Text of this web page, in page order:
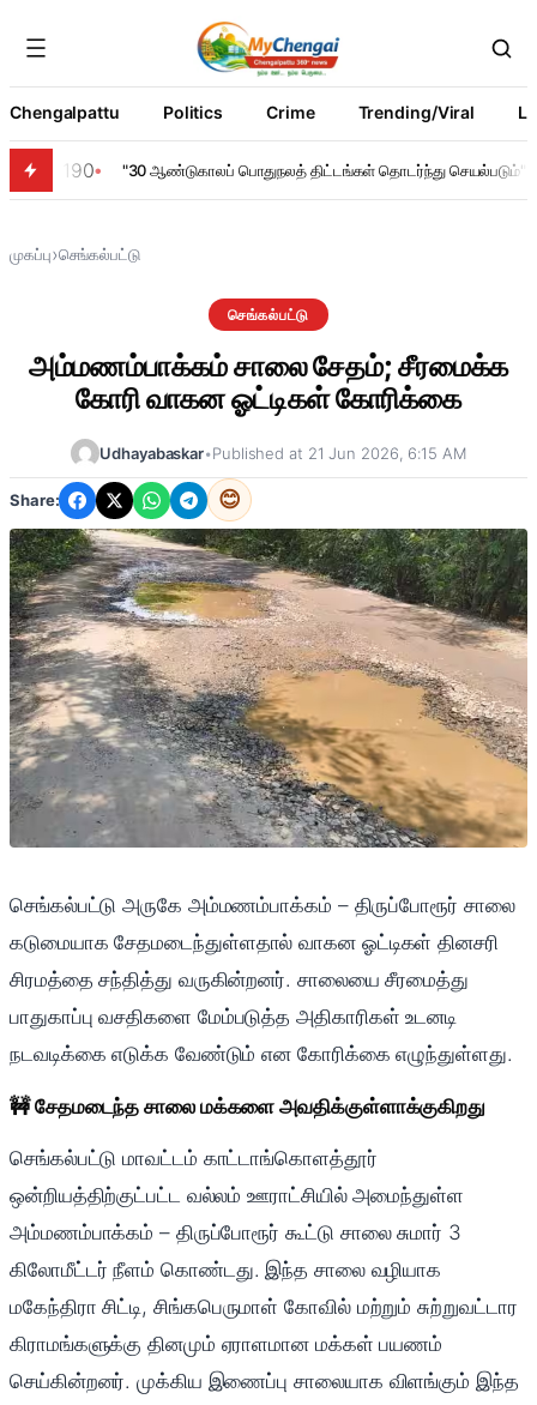
Chengalpattu Politics Crime Trending/Viral
190 "30 ஆண்டுகாலப் பொதுநலத் திட்டங்கள் தொடர்ந்து செயல்படும்" –
முகப்பு›செங்கல்பட்டு
செங்கல்பட்டு
அம்மணம்பாக்கம் சாலை சேதம்; சீரமைக்க
கோரி வாகன ஓட்டிகள் கோரிக்கை
Udhayabaskar•Published at 21 Jun 2026, 6:15 AM
Share: 😊
செங்கல்பட்டு அருகே அம்மணம்பாக்கம் – திருப்போரூர் சாலை
கடுமையாக சேதமடைந்துள்ளதால் வாகன ஓட்டிகள் தினசரி
சிரமத்தை சந்தித்து வருகின்றனர். சாலையை சீரமைத்து
பாதுகாப்பு வசதிகளை மேம்படுத்த அதிகாரிகள் உடனடி
நடவடிக்கை எடுக்க வேண்டும் என கோரிக்கை எழுந்துள்ளது.
🚧 சேதமடைந்த சாலை மக்களை அவதிக்குள்ளாக்குகிறது
செங்கல்பட்டு மாவட்டம் காட்டாங்கொளத்தூர்
ஒன்றியத்திற்குட்பட்ட வல்லம் ஊராட்சியில் அமைந்துள்ள
அம்மணம்பாக்கம் – திருப்போரூர் கூட்டு சாலை சுமார் 3
கிலோமீட்டர் நீளம் கொண்டது. இந்த சாலை வழியாக
மகேந்திரா சிட்டி, சிங்கபெருமாள் கோவில் மற்றும் சுற்றுவட்டார
கிராமங்களுக்கு தினமும் ஏராளமான மக்கள் பயணம்
செய்கின்றனர். முக்கிய இணைப்பு சாலையாக விளங்கும் இந்த